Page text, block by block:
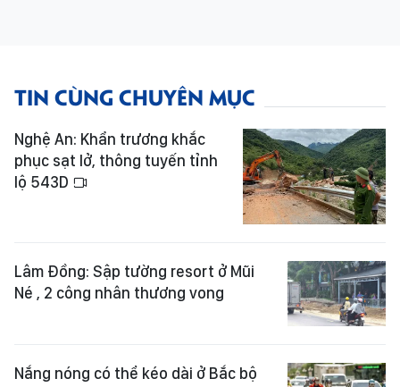
TIN CÙNG CHUYÊN MỤC
Nghệ An: Khẩn trương khắc
phục sạt lở, thông tuyến tỉnh
lộ 543D
Lâm Đồng: Sập tường resort ở Mũi
Né , 2 công nhân thương vong
Nắng nóng có thể kéo dài ở Bắc bộ